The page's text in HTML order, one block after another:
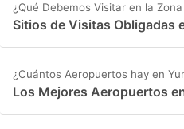
¿Qué Debemos Visitar en la
Sitios de Visitas Obligadas
¿Cuántos Aeropuertos hay en
Los Mejores Aeropuertos